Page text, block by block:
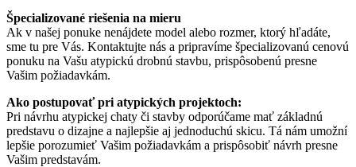
Špecializované riešenia na mieru
Ak v našej ponuke nenájdete model alebo rozmer, ktorý hľadáte,
sme tu pre Vás. Kontaktujte nás a pripravíme špecializovanú cenovú
ponuku na Vašu atypickú drobnú stavbu, prispôsobenú presne
Vašim požiadavkám.
Ako postupovať pri atypických projektoch:
Pri návrhu atypickej chaty či stavby odporúčame mať základnú
predstavu o dizajne a najlepšie aj jednoduchú skicu. Tá nám umožní
lepšie porozumieť Vašim požiadavkám a prispôsobiť návrh presne
Vašim predstavám.